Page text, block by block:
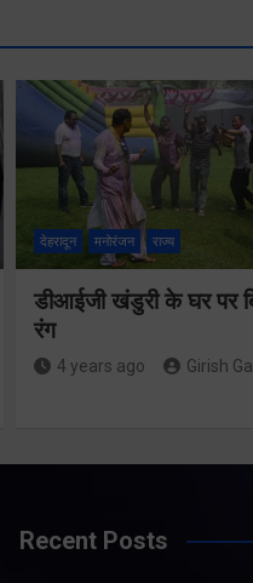
देहरादून मनोरंजन राज्य
डीआईजी खंडुरी के घर पर
रंग
4 years ago Girish
Recent Posts
में रहें